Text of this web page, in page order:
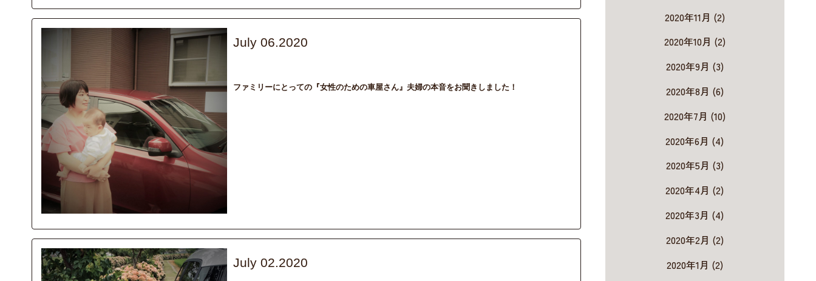
July 06.2020
ファミリーにとっての『女性のための車屋さん』夫婦の本音をお聞きしました！
July 02.2020
2020年11月 (2)
2020年10月 (2)
2020年9月 (3)
2020年8月 (6)
2020年7月 (10)
2020年6月 (4)
2020年5月 (3)
2020年4月 (2)
2020年3月 (4)
2020年2月 (2)
2020年1月 (2)